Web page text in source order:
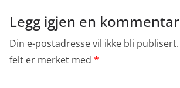
Legg igjen en kommentar
Din e-postadresse vil ikke bli publisert.
felt er merket med *